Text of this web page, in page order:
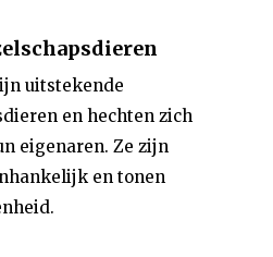
uitstekende
en hechten zich
eigenaren. Ze zijn
en tonen